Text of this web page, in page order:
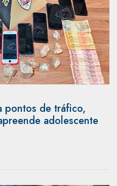
pontos de tráfico,
adolescente